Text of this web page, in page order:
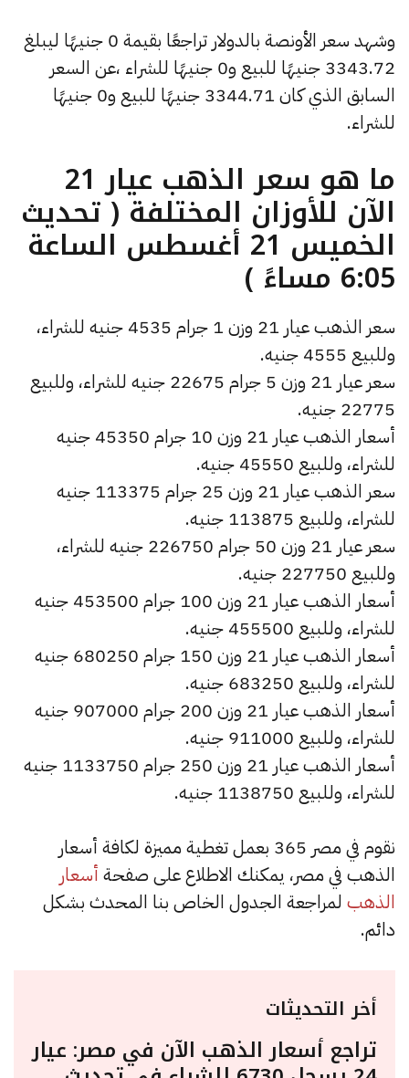
وشهد سعر الأونصة بالدولار تراجعًا بقيمة 0 جنيهًا ليبلغ
3343.72 جنيهًا للبيع و0 جنيهًا للشراء ،عن السعر
السابق الذي كان 3344.71 جنيهًا للبيع و0 جنيهًا
للشراء.
ما هو سعر الذهب عيار 21
الآن للأوزان المختلفة ( تحديث
الخميس 21 أغسطس الساعة
6:05 مساءً )
سعر الذهب عيار 21 وزن 1 جرام 4535 جنيه للشراء،
وللبيع 4555 جنيه.
سعر عيار 21 وزن 5 جرام 22675 جنيه للشراء، وللبيع
22775 جنيه.
أسعار الذهب عيار 21 وزن 10 جرام 45350 جنيه
للشراء، وللبيع 45550 جنيه.
سعر الذهب عيار 21 وزن 25 جرام 113375 جنيه
للشراء، وللبيع 113875 جنيه.
سعر عيار 21 وزن 50 جرام 226750 جنيه للشراء،
وللبيع 227750 جنيه.
أسعار الذهب عيار 21 وزن 100 جرام 453500 جنيه
للشراء، وللبيع 455500 جنيه.
أسعار الذهب عيار 21 وزن 150 جرام 680250 جنيه
للشراء، وللبيع 683250 جنيه.
أسعار الذهب عيار 21 وزن 200 جرام 907000 جنيه
للشراء، وللبيع 911000 جنيه.
أسعار الذهب عيار 21 وزن 250 جرام 1133750 جنيه
للشراء، وللبيع 1138750 جنيه.
نقوم في مصر 365 بعمل تغطية مميزة لكافة أسعار
الذهب في مصر، يمكنك الاطلاع على صفحة أسعار
الذهب لمراجعة الجدول الخاص بنا المحدث بشكل
دائم.
أخر التحديثات
تراجع أسعار الذهب الآن في مصر: عيار